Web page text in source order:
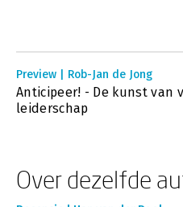
Preview | Rob-Jan de Jong
Anticipeer! - De kunst van
leiderschap
Over dezelfde